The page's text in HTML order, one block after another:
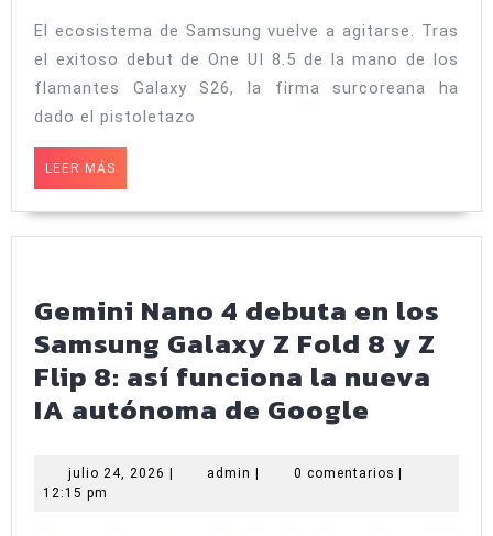
One
UI
8.5
familia
S25
y
marca
el
camino
hacia
Android
El ecosistema de Samsung vuelve a agitarse. Tras
el exitoso debut de One UI 8.5 de la mano de los
flamantes Galaxy S26, la firma surcoreana ha
dado el pistoletazo
LEER MÁS
MÁS
Gemini Nano 4 debuta en los
Samsung Galaxy Z Fold 8 y Z
Flip 8: así funciona la nueva
IA autónoma de Google
4
julio 24, 2026 julio
admin admin0 comentarios
12:15 pm